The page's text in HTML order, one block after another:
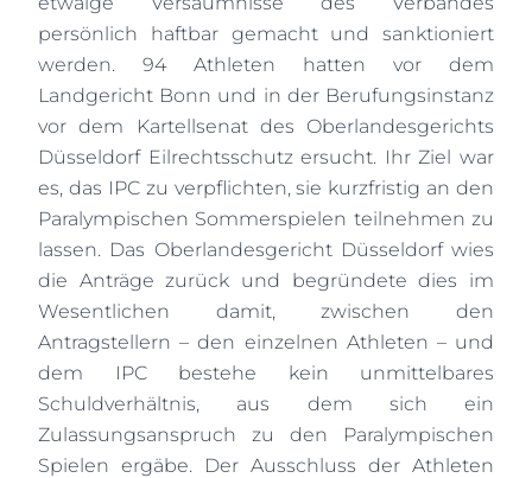
persönlich haftbar gemacht und sanktioniert
werden. 94 Athleten hatten vor dem
Landgericht Bonn und in der Berufungsinstanz
vor dem Kartellsenat des Oberlandesgerichts
Düsseldorf Eilrechtsschutz ersucht. Ihr Ziel war
es, das IPC zu verpflichten, sie kurzfristig an den
Paralympischen Sommerspielen teilnehmen zu
lassen. Das Oberlandesgericht Düsseldorf wies
die Anträge zurück und begründete dies im
Wesentlichen damit, zwischen den
Antragstellern – den einzelnen Athleten – und
dem IPC bestehe kein unmittelbares
Schuldverhältnis, aus dem sich ein
Zulassungsanspruch zu den Paralympischen
Spielen ergäbe. Der Ausschluss der Athleten